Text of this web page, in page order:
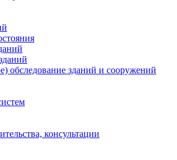
обследование зданий и сооружений
консультации